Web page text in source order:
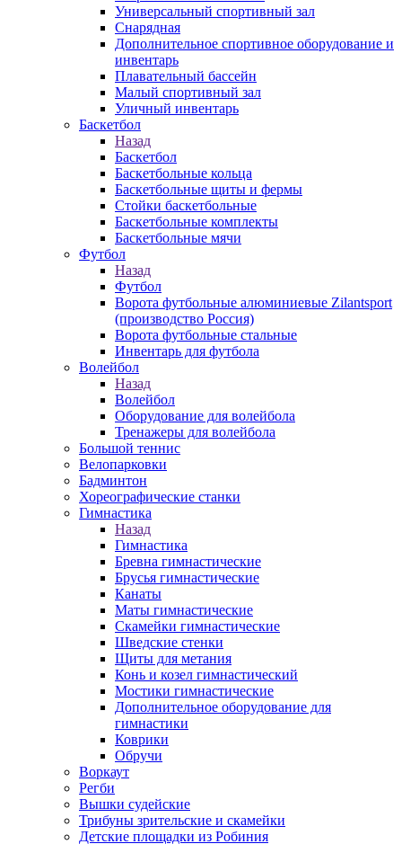
Универсальный спортивный зал
Снарядная
Дополнительное спортивное оборудование и
инвентарь
Плавательный бассейн
Малый спортивный зал
Уличный инвентарь
Баскетбол
Назад
Баскетбол
Баскетбольные кольца
Баскетбольные щиты и фермы
Стойки баскетбольные
Баскетбольные комплекты
Баскетбольные мячи
Футбол
Назад
Футбол
Ворота футбольные алюминиевые Zilantsport
(производство Россия)
Ворота футбольные стальные
Инвентарь для футбола
Волейбол
Назад
Волейбол
Оборудование для волейбола
Тренажеры для волейбола
Большой теннис
Велопарковки
Бадминтон
Хореографические станки
Гимнастика
Назад
Гимнастика
Бревна гимнастические
Брусья гимнастические
Канаты
Маты гимнастические
Скамейки гимнастические
Шведские стенки
Щиты для метания
Конь и козел гимнастический
Мостики гимнастические
Дополнительное оборудование для
гимнастики
Коврики
Обручи
Воркаут
Регби
Вышки судейские
Трибуны зрительские и скамейки
Детские площадки из Робиния